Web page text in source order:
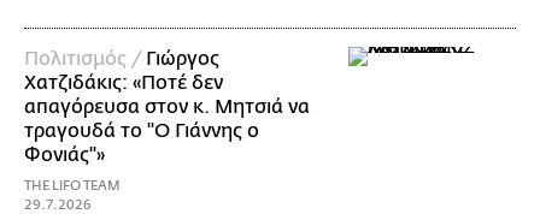
Πολιτισμός / Γιώργος
Χατζιδάκις: «Ποτέ δεν
απαγόρευσα στον κ. Μητσιά να
τραγουδά το "Ο Γιάννης ο
Φονιάς"»
THE LIFO TEAM
29.7.2026